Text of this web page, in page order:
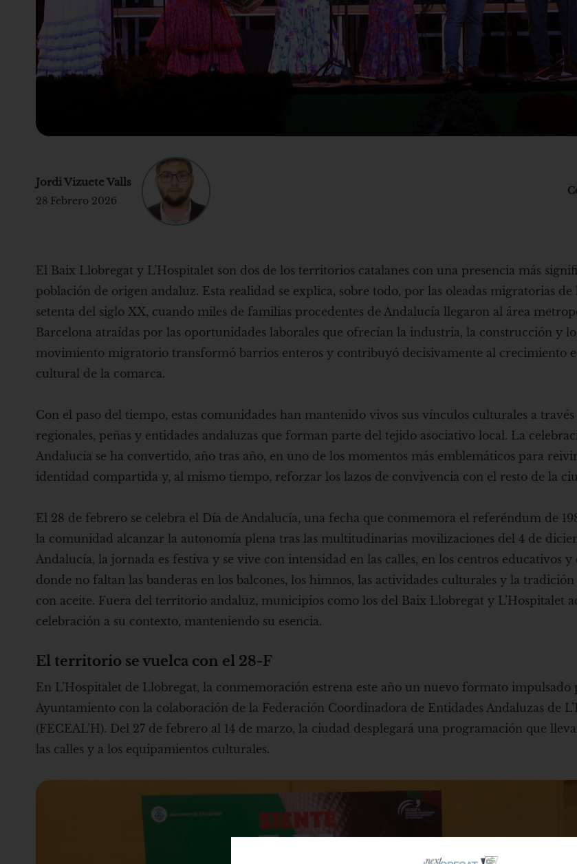
Jordi Vizuete Valls
28 Febrero 2026
El Baix Llobregat y L’Hospitalet son dos de los territorios catalanes con una presencia más
población de origen andaluz. Esta realidad se explica, sobre todo, por las oleadas migratorias de
setenta del siglo XX, cuando miles de familias procedentes de Andalucía llegaron al área
Barcelona atraídas por las oportunidades laborales que ofrecían la industria, la construcción y
movimiento migratorio transformó barrios enteros y contribuyó decisivamente al crecimiento
cultural de la comarca.
Con el paso del tiempo, estas comunidades han mantenido vivos sus vínculos culturales a través
regionales, peñas y entidades andaluzas que forman parte del tejido asociativo local. La
Andalucía se ha convertido, año tras año, en uno de los momentos más emblemáticos para
identidad compartida y, al mismo tiempo, reforzar los lazos de convivencia con el resto de la
El 28 de febrero se celebra el Día de Andalucía, una fecha que conmemora el referéndum de
la comunidad alcanzar la autonomía plena tras las multitudinarias movilizaciones del 4 de
Andalucía, la jornada es festiva y se vive con intensidad en las calles, en los centros educativos y
donde no faltan las banderas en los balcones, los himnos, las actividades culturales y la
con aceite. Fuera del territorio andaluz, municipios como los del Baix Llobregat y L’Hospitalet
celebración a su contexto, manteniendo su esencia.
El territorio se vuelca con el 28-F
En L’Hospitalet de Llobregat, la conmemoración estrena este año un nuevo formato impulsado
Ayuntamiento con la colaboración de la Federación Coordinadora de Entidades Andaluzas de
(FECEAL’H). Del 27 de febrero al 14 de marzo, la ciudad desplegará una programación que
las calles y a los equipamientos culturales.